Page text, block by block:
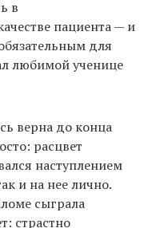
в
пациента — и
для
любимой ученице
верна до конца
расцвет
наступлением
и на нее лично.
сыграла
страстно